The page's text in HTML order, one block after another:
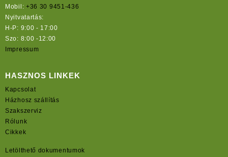
Mobil: +36 30 9451-436
Nyitvatartás:
H-P: 9:00 - 17:00
Szo: 8:00 -12:00
Impressum
HASZNOS LINKEK
Kapcsolat
Házhosz szállítás
Szakszerviz
Rólunk
Cikkek
Letölthető dokumentumok